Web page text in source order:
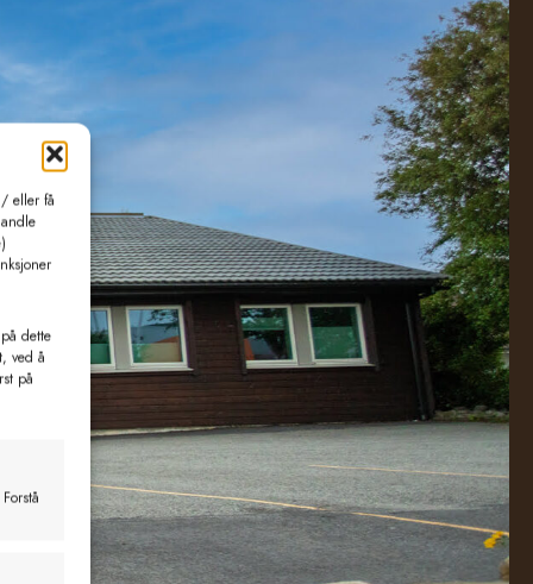
eller få
dette
ved å
på